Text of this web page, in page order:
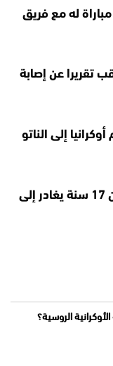
له مع فريق
تقريرا عن إصابة
إلى الناتو
المنتخب الوطني لأقل من 17 سنة يغادر إلى
الروسية؟